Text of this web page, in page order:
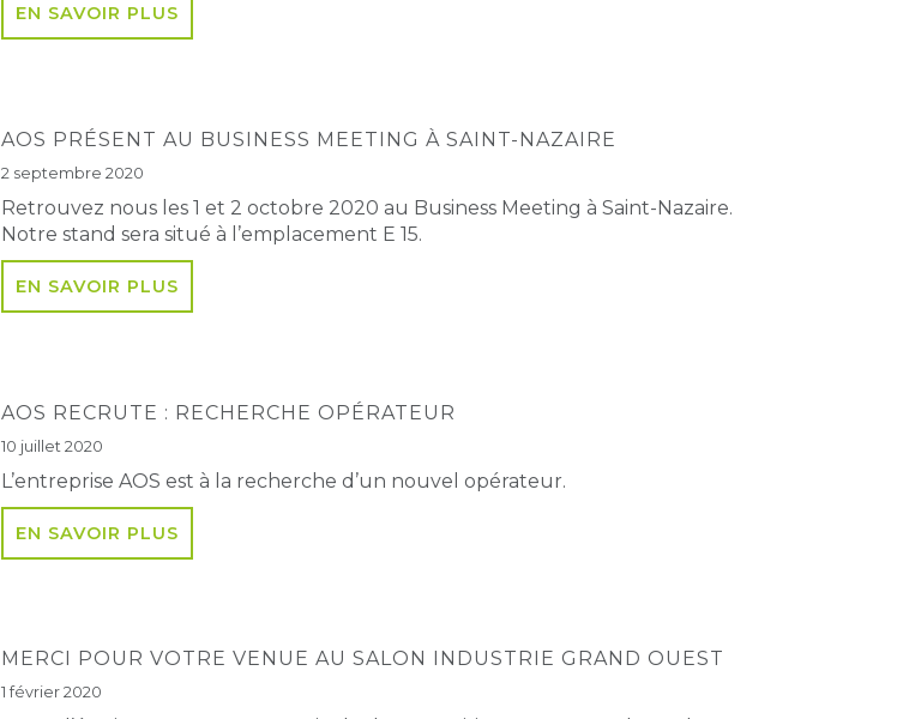
EN SAVOIR PLUS
AOS PRÉSENT AU BUSINESS MEETING À SAINT-NAZAIRE
2 septembre 2020
Retrouvez nous les 1 et 2 octobre 2020 au Business Meeting à Saint-Nazaire.
Notre stand sera situé à l’emplacement E 15.
EN SAVOIR PLUS
AOS RECRUTE : RECHERCHE OPÉRATEUR
10 juillet 2020
L’entreprise AOS est à la recherche d’un nouvel opérateur.
EN SAVOIR PLUS
MERCI POUR VOTRE VENUE AU SALON INDUSTRIE GRAND OUEST
1 février 2020